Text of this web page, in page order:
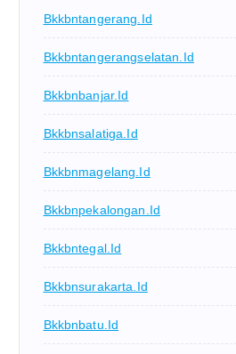
Bkkbntangerang.id
Bkkbntangerangselatan.id
Bkkbnbanjar.id
Bkkbnsalatiga.id
Bkkbnmagelang.id
Bkkbnpekalongan.id
Bkkbntegal.id
Bkkbnsurakarta.id
Bkkbnbatu.id